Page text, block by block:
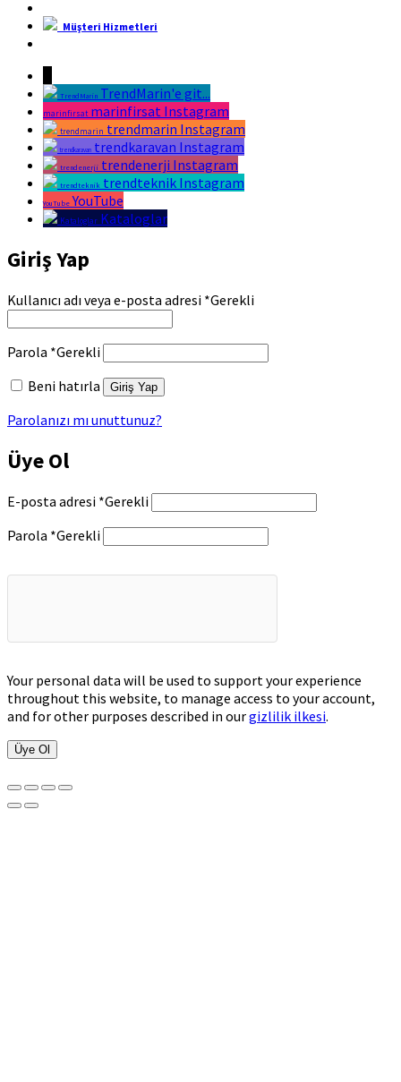
Müşteri Hizmetleri
TrendMarin TrendMarin'e git...
marinfirsat marinfirsat Instagram
trendmarin trendmarin Instagram
trendkaravan trendkaravan Instagram
trendenerji trendenerji Instagram
trendteknik trendteknik Instagram
YouTube YouTube
Kataloglar Kataloglar
Giriş Yap
Kullanıcı adı veya e-posta adresi *Gerekli
Parola *Gerekli
Beni hatırla
Giriş Yap
Parolanızı mı unuttunuz?
Üye Ol
E-posta adresi *Gerekli
Parola *Gerekli
Your personal data will be used to support your experience
throughout this website, to manage access to your account,
and for other purposes described in ourgizlilik ilkesi.
Üye Ol